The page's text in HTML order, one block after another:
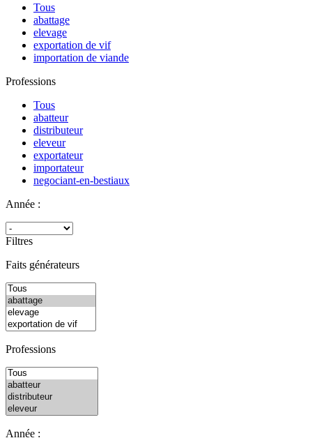
Tous
abattage
elevage
exportation de vif
importation de viande
Professions
Tous
abatteur
distributeur
eleveur
exportateur
importateur
negociant-en-bestiaux
Année :
Filtres
Faits générateurs
Professions
Année :